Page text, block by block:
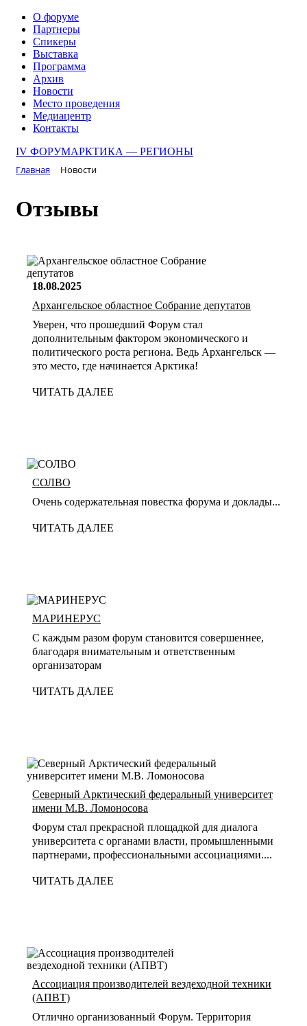
О форуме
Партнеры
Спикеры
Выставка
Программа
Архив
Новости
Место проведения
Медиацентр
Контакты
IV ФОРУМАРКТИКА — РЕГИОНЫ
Главная Новости
Отзывы
18.08.2025
Архангельское областное Собрание депутатов
Уверен, что прошедший Форум стал
дополнительным фактором экономического и
политического роста региона. Ведь Архангельск —
это место, где начинается Арктика!
ЧИТАТЬ ДАЛЕЕ
СОЛВО
Очень содержательная повестка форума и доклады...
ЧИТАТЬ ДАЛЕЕ
МАРИНЕРУС
С каждым разом форум становится совершеннее,
благодаря внимательным и ответственным
организаторам
ЧИТАТЬ ДАЛЕЕ
Северный Арктический федеральный университет
имени М.В. Ломоносова
Форум стал прекрасной площадкой для диалога
университета с органами власти, промышленными
партнерами, профессиональными ассоциациями....
ЧИТАТЬ ДАЛЕЕ
Ассоциация производителей вездеходной техники
(АПВТ)
Отлично организованный Форум. Территория